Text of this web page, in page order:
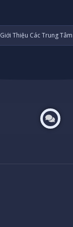
Giới Thiệu Các Trung